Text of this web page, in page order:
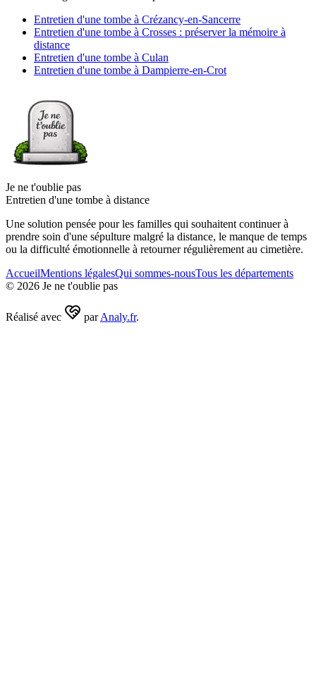
Entretien d'une tombe à Crézancy-en-Sancerre
Entretien d'une tombe à Crosses : préserver la mémoire à
distance
Entretien d'une tombe à Culan
Entretien d'une tombe à Dampierre-en-Crot
Je ne t'oublie pas
Entretien d'une tombe à distance
Une solution pensée pour les familles qui souhaitent continuer à
prendre soin d'une sépulture malgré la distance, le manque de temps
ou la difficulté émotionnelle à retourner régulièrement au cimetière.
AccueilMentions légalesQui sommes-nousTous les départements
© 2026 Je ne t'oublie pas
Réalisé avec par Analy.fr.